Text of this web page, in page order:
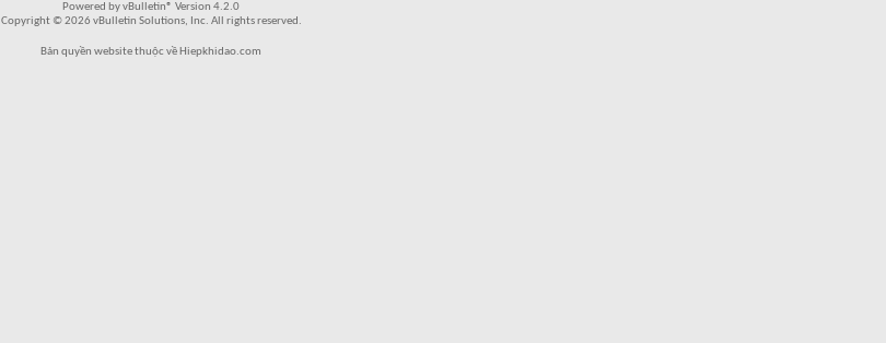
Powered by vBulletin® Version 4.2.0
Copyright © 2026 vBulletin Solutions, Inc. All rights reserved.
Bản quyền website thuộc về Hiepkhidao.com